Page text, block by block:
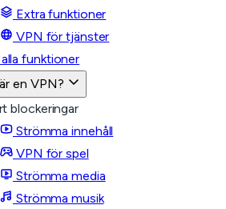
Extra funktioner
VPN för tjänster
funktioner
en VPN?
blockeringar
Strömma innehåll
VPN för spel
Strömma media
Strömma musik